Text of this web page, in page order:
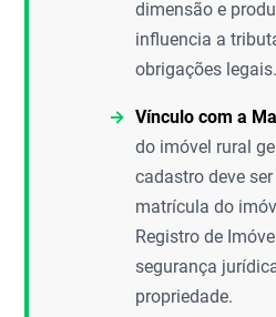
dimensão e
influencia a
obrigações legais.
Vínculo com a
do imóvel rural
cadastro deve
matrícula do
Registro de
segurança
propriedade.